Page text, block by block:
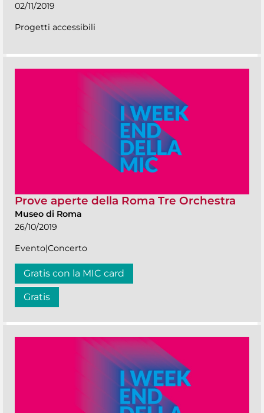
02/11/2019
Progetti accessibili
Prove aperte della Roma Tre Orchestra
Museo di Roma
26/10/2019
Evento|Concerto
Gratis con la MIC card
Gratis